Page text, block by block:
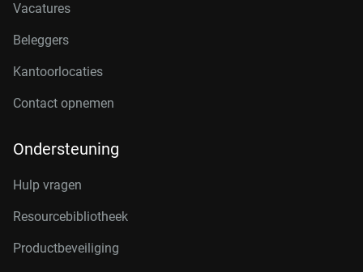
Vacatures
Beleggers
Kantoorlocaties
Contact opnemen
Ondersteuning
Hulp vragen
Resourcebibliotheek
Productbeveiliging